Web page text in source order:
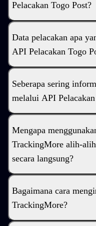
Pelacakan Togo Post?
Data pelacakan apa
API Pelacakan Togo
Seberapa sering
melalui API
Mengapa
TrackingMore alih-
secara langsung?
Bagaimana cara
TrackingMore?